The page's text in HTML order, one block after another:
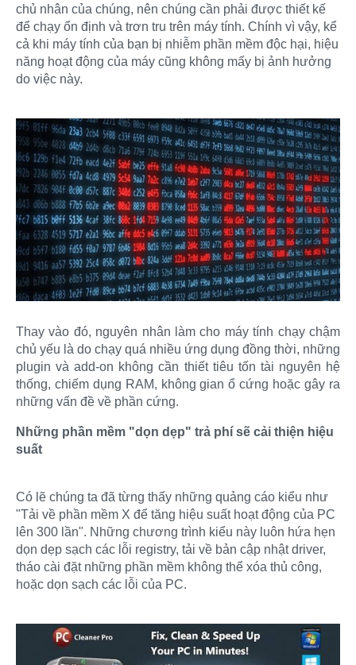
chủ nhân của chúng, nên chúng cần phải được thiết kế
để chạy ổn định và trơn tru trên máy tính. Chính vì vậy, kể
cả khi máy tính của bạn bị nhiễm phần mềm độc hại, hiệu
năng hoạt động của máy cũng không mấy bị ảnh hưởng
do việc này.
Thay vào đó, nguyên nhân làm cho máy tính chạy chậm
chủ yếu là do chạy quá nhiều ứng dụng đồng thời, những
plugin và add-on không cần thiết tiêu tốn tài nguyên hệ
thống, chiếm dụng RAM, không gian ổ cứng hoặc gây ra
những vấn đề về phần cứng.
Những phần mềm "dọn dẹp" trả phí sẽ cải thiện hiệu
suất
Có lẽ chúng ta đã từng thấy những quảng cáo kiểu như
"Tải về phần mềm X để tăng hiệu suất hoạt động của PC
lên 300 lần". Những chương trình kiểu này luôn hứa hẹn
dọn dẹp sạch các lỗi registry, tải về bản cập nhật driver,
tháo cài đặt những phần mềm không thể xóa thủ công,
hoặc dọn sạch các lỗi của PC.